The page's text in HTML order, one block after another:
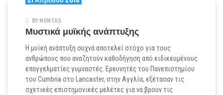
BY NONTAS
Μυστικά μυϊκής ανάπτυξης
Η μυϊκή ανάπτυξη συχνά αποτελεί στόχο για τους
ανθρώπους που αναζητούν καθοδήγηση από ειδικευμένους
επαγγελματίες γυμναστές. Ερευνητές του Πανεπιστημίου
του Cumbria στο Lancaster, στην Αγγλία, εξέτασαν τις
σχετικές επιστημονικές μελέτες για να βρουν τις